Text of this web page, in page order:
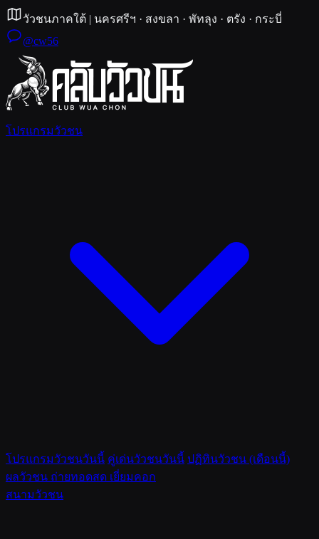
วัวชนภาคใต้ | นครศรีฯ · สงขลา · พัทลุง · ตรัง · กระบี่
@cw56
โปรแกรมวัวชน
โปรแกรมวัวชนวันนี้ คู่เด่นวัวชนวันนี้ ปฏิทินวัวชน (เดือนนี้)
ผลวัวชน ถ่ายทอดสด เยี่ยมคอก
สนามวัวชน